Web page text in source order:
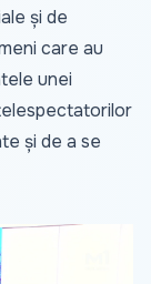
și de
care au
unei
și de a se